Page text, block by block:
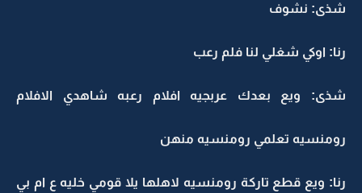
شذى: نشوف
رنا: اوكي شغلي لنا فلم رعب
شذى: ويع بعدك عربجيه افلام رعبه شاهدي الافلام
رومنسيه تعلمي رومنسيه منهن
رنا: ويع قطع تاركة رومنسيه لاهلها يلا قومي خليه ع ام بي